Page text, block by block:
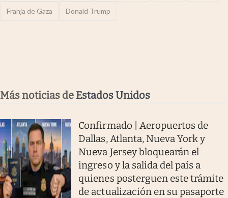
Franja de Gaza Donald Trump
Más noticias de Estados Unidos
Confirmado | Aeropuertos de
Dallas, Atlanta, Nueva York y
Nueva Jersey bloquearán el
ingreso y la salida del país a
quienes posterguen este trámite
de actualización en su pasaporte